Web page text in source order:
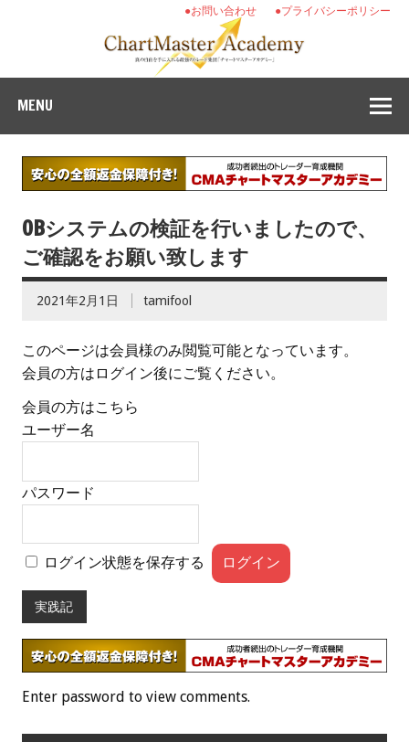
●プライバシーポリシー
●お問い合わせ
MENU
OBシステムの検証を行いましたので、
ご確認をお願い致します
2021年2月1日 tamifool
このページは会員様のみ閲覧可能となっています。
会員の方はログイン後にご覧ください。
会員の方はこちら
ユーザー名
パスワード
ログイン状態を保存する
実践記
Enter password to view comments.